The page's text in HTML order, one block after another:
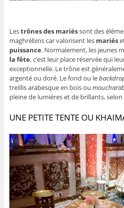
Lestrônes des mariéssont des
maghrébins car valorisent les mariés
puissance. Normalement, les jeunes
la fête, c’est leur place réservée qui
exceptionnelle. Le trône est
argenté ou doré. Le fond ou le
treillis arabesque en bois ou
pleine de lumières et de brillants,
UNE PETITE TENTE OU